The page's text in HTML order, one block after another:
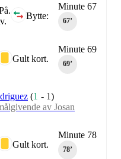
Minute 67
67‎’‎
Bytte:
Minute 69
69‎’‎
Gult kort.
(1 - 1)
av Josan
Minute 78
78‎’‎
Gult kort.